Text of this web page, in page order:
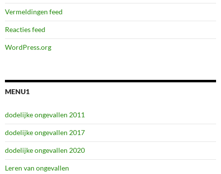
Vermeldingen feed
Reacties feed
WordPress.org
MENU1
dodelijke ongevallen 2011
dodelijke ongevallen 2017
dodelijke ongevallen 2020
Leren van ongevallen